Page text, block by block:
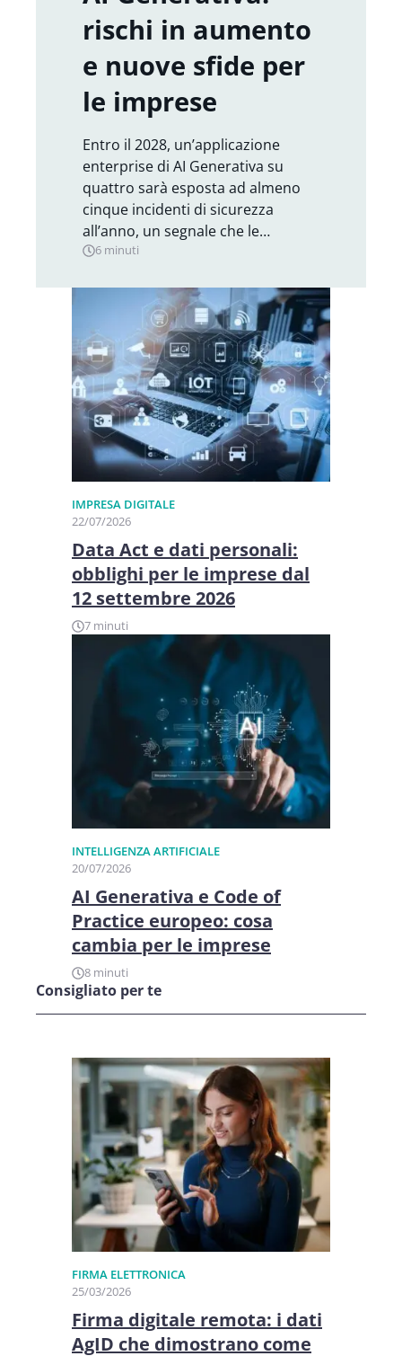
rischi in aumento
e nuove sfide per
le imprese
Entro il 2028, un’applicazione
enterprise di AI Generativa su
quattro sarà esposta ad almeno
cinque incidenti di sicurezza
all’anno, un segnale che le…
6 minuti
IMPRESA DIGITALE
22/07/2026
Data Act e dati personali:
obblighi per le imprese dal
12 settembre 2026
7 minuti
INTELLIGENZA ARTIFICIALE
20/07/2026
AI Generativa e Code of
Practice europeo: cosa
cambia per le imprese
8 minuti
Consigliato per te
FIRMA ELETTRONICA
25/03/2026
Firma digitale remota: i dati
AgID che dimostrano come